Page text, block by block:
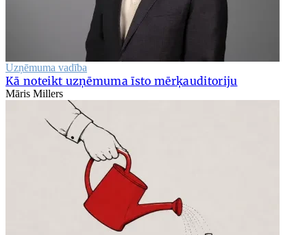
Uzņēmuma vadība
Kā noteikt uzņēmuma īsto mērķauditoriju
Māris Millers